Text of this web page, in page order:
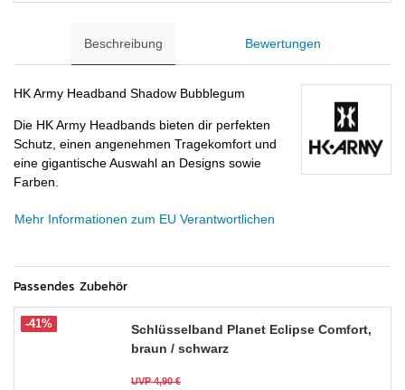
Beschreibung Bewertungen
HK Army Headband Shadow Bubblegum
Die HK Army Headbands bieten dir perfekten
Schutz, einen angenehmen Tragekomfort und
eine gigantische Auswahl an Designs sowie
Farben.
Mehr Informationen zum EU Verantwortlichen
Passendes Zubehör
-41%
Schlüsselband Planet Eclipse Comfort,
braun / schwarz
UVP 4,90 €